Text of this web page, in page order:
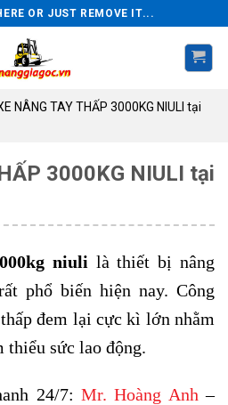
OR JUST REMOVE IT...
NÂNG TAY THẤP 3000KG NIULI tại
3000KG NIULI tại
niuli là thiết bị nâng
phổ biến hiện nay. Công
đem lại cực kì lớn nhằm
sức lao động.
24/7: Mr. Hoàng Anh –